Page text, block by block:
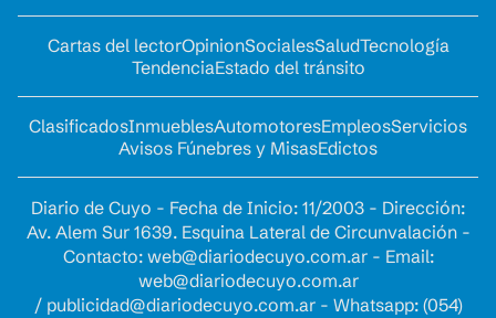
Cartas del lectorOpinionSocialesSaludTecnología
TendenciaEstado del tránsito
ClasificadosInmueblesAutomotoresEmpleosServicios
Avisos Fúnebres y MisasEdictos
Diario de Cuyo - Fecha de Inicio: 11/2003 - Dirección:
Av. Alem Sur 1639. Esquina Lateral de Circunvalación -
Contacto: web@diariodecuyo.com.ar- Email:
web@diariodecuyo.com.ar
/ publicidad@diariodecuyo.com.ar- Whatsapp: (054)